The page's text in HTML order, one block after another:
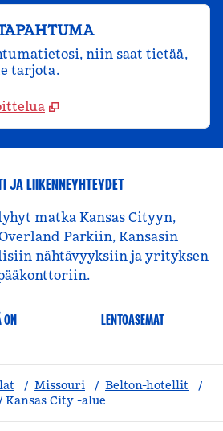
niin saat tietää,
tarjota.
JA LIIKENNEYHTEYDET
matka Kansas Cityyn,
Parkiin, Kansasin
nähtävyyksiin ja yrityksen
LENTOASEMAT
/ Missouri / Belton-hotellit
/
City -alue